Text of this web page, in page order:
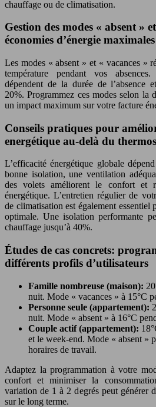
chauffage ou de climatisation.
Gestion des modes « absent »
économies d’énergie maximales
Les modes « absent » et « vacances »
température pendant vos
dépendent de la durée de l’absence
20%. Programmez ces modes selon la
un impact maximum sur votre facture
Conseils pratiques pour
energétique au-delà du
L’efficacité énergétique globale
bonne isolation, une ventilation
des volets améliorent le confort et
énergétique. L’entretien régulier de
de climatisation est également
optimale. Une isolation performante
chauffage jusqu’à 40%.
Études de cas concrets:
différents profils d’utilisateurs
Famille nombreuse (maison):
nuit. Mode « vacances » à 15°C
Personne seule (appartement):
nuit. Mode « absent » à 16°C
Couple actif (appartement):
et le week-end. Mode « absent »
horaires de travail.
Adaptez la programmation à votre
confort et minimiser la
variation de 1 à 2 degrés peut générer
sur le long terme.